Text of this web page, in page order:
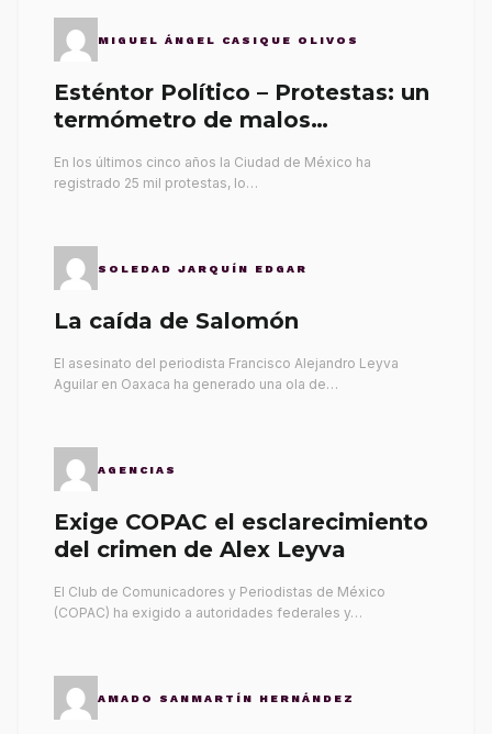
MIGUEL ÁNGEL CASIQUE OLIVOS
Esténtor Político – Protestas: un
termómetro de malos
En los últimos cinco años la Ciudad de México ha
registrado 25 mil protestas, lo…
SOLEDAD JARQUÍN EDGAR
La caída de Salomón
El asesinato del periodista Francisco Alejandro Leyva
Aguilar en Oaxaca ha generado una ola de…
AGENCIAS
Exige COPAC el esclarecimiento
del crimen de Alex Leyva
El Club de Comunicadores y Periodistas de México
(COPAC) ha exigido a autoridades federales y…
AMADO SANMARTÍN HERNÁNDEZ